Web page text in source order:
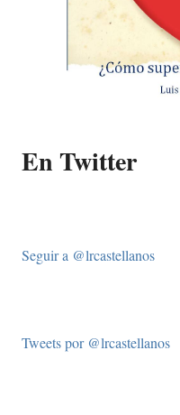
En Twitter
Seguir a @lrcastellanos
Tweets por @lrcastellanos